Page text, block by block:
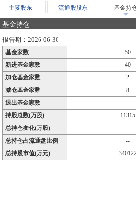
主要股东 流通股股东 基金持
基金持仓
报告期：2026-06-30
基金家数
50
新进基金家数
40
加仓基金家数
2
减仓基金家数
8
退出基金家数
持股总数(万股)
11315
总持仓变化(万股)
--
总持仓占流通盘比例
--
总持股市值(万元)
340122